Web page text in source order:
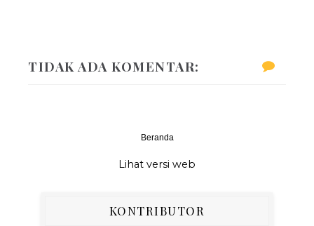
TIDAK ADA KOMENTAR:
Beranda
Lihat versi web
KONTRIBUTOR